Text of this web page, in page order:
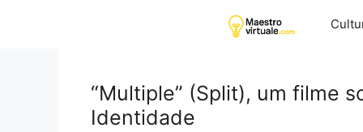
“Multiple” (Split), um filme
Identidade